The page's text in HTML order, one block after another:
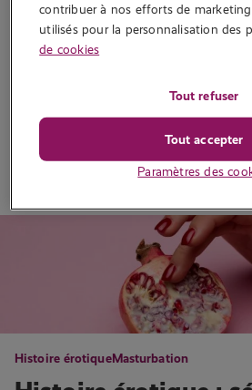
Plongez dans l’histoire érotique de trois
d’apprendre à se connaître. Très vite, leur
d’autres horizons…
Histoire érotiqueMasturbation
contribuer à nos efforts de
utilisés pour la personnalisation des
de cookies
Paramètres des
Tout refuser
Tout accepter